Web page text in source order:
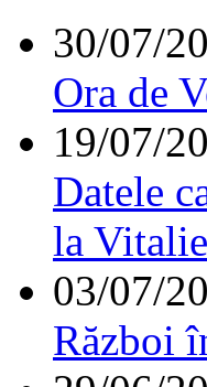
30/07/
Ora de
19/07/
Datele
la
03/07/
Război